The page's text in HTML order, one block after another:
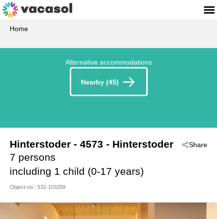
Home
Alternative accommodations
Nearby (45)
Share
Hinterstoder - 4573 - Hinterstoder
7 persons
including 1 child (0-17 years)
Object-no.: 532-103269